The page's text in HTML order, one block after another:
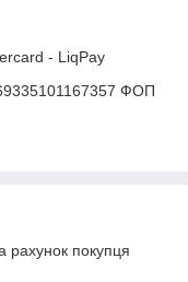
- LiqPay
ФОП
рахунок покупця